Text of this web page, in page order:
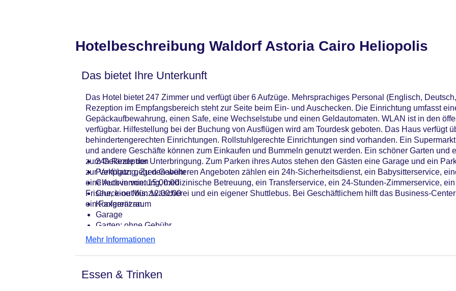
Hotelbeschreibung Waldorf Astoria Cairo Heliopolis
Das bietet Ihre Unterkunft
Das Hotel bietet 247 Zimmer und verfügt über 6 Aufzüge. Mehrsprachiges Personal (Englisch,
Rezeption im Empfangsbereich steht zur Seite beim Ein- und Auschecken. Die Einrichtung umfasst
Gepäckaufbewahrung, einen Safe, eine Wechselstube und einen Geldautomaten. WLAN ist in den
verfügbar. Hilfestellung bei der Buchung von Ausflügen wird am Tourdesk geboten. Das Haus verfügt
behindertengerechten Einrichtungen. Rollstuhlgerechte Einrichtungen sind vorhanden. Ein
und andere Geschäfte können zum Einkaufen und Bummeln genutzt werden. Ein schöner Garten und
zum Gelände der Unterbringung. Zum Parken ihres Autos stehen den Gästen eine Garage und ein
zur Verfügung. Zu den weiteren Angeboten zählen ein 24h-Sicherheitsdienst, ein Babysitterservice,
eine Autovermietung, medizinische Betreuung, ein Transferservice, ein 24-Stunden-Zimmerservice,
Friseur, eine Münzwäscherei und ein eigener Shuttlebus. Bei Geschäftlichem hilft das Business-
ein Faxgerät an.
24h Rezeption
Parkplatz: gegen Gebühr
Check-in von: 15:00:00
Check-out bis: 12:00:00
Konferenzraum
Garage
Garten: ohne Gebühr
Hotelsafe
Lift
Anzahl der Konferenzräume: 0
Mehr Informationen
Essen & Trinken